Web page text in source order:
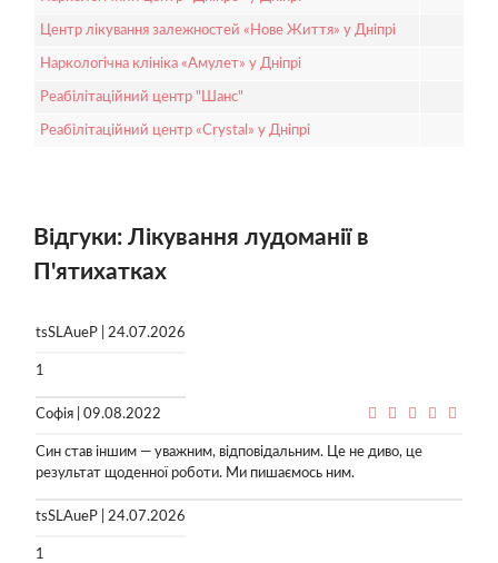
Центр лікування залежностей «Нове Життя» у Дніпрі
Наркологічна клініка «Амулет» у Дніпрі
Реабілітаційний центр "Шанс"
Реабілітаційний центр «Crystal» у Дніпрі
Відгуки: Лікування лудоманії в
П'ятихатках
tsSLAueP | 24.07.2026
1
Софія | 09.08.2022
Син став іншим — уважним, відповідальним. Це не диво, це
результат щоденної роботи. Ми пишаємось ним.
tsSLAueP | 24.07.2026
1